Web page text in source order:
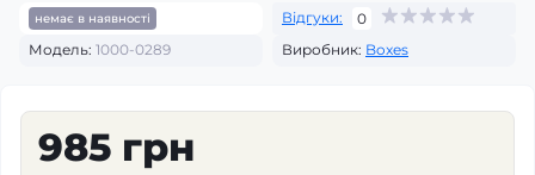
немає в наявності Відгуки:
0
Модель: 1000-0289 Виробник: Boxes
985 грн